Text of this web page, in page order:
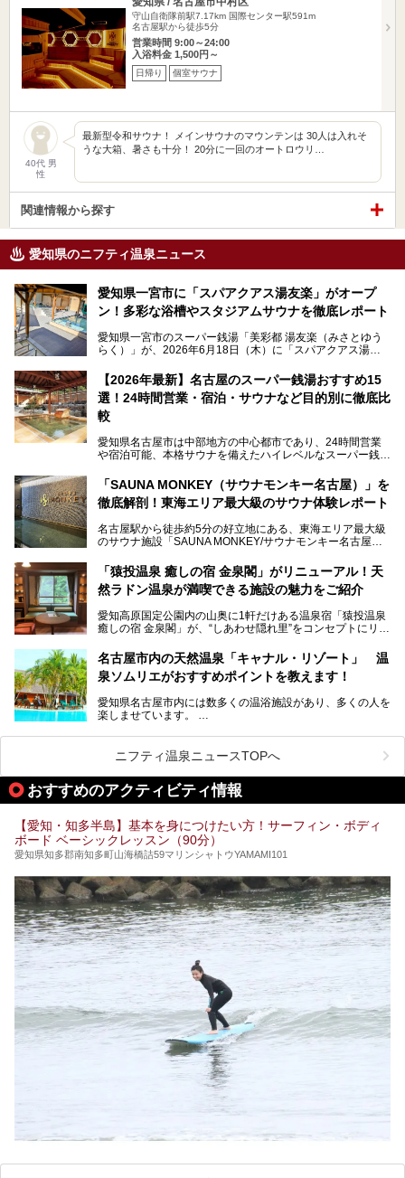
守山自衛隊前駅7.17km 国際センター駅591m
名古屋駅から徒歩5分
営業時間 9:00～24:00
入浴料金 1,500円～
日帰り 個室サウナ
40代 男
性
最新型令和サウナ！ メインサウナのマウンテンは 30人は入れそ
うな大箱、暑さも十分！ 20分に一回のオートロウリ…
関連情報から探す
愛知県のニフティ温泉ニュース
愛知県一宮市に「スパアクアス湯友楽」がオープ
ン！多彩な浴槽やスタジアムサウナを徹底レポート
愛知県一宮市のスーパー銭湯「美彩都 湯友楽（みさとゆう
らく）」が、2026年6月18日（木）に「スパアクアス湯友
この地で30年にわたり愛され続けてきた施設だからこそ、
地元住民をはじめオープンを待ちわびている人も多いのでは
ないでしょうか。
老朽化した設備の補修を機に、2年前からじっくり構想を練
ってきたというだけあって、館内の充実度は想像以上。
以前の4倍に拡張したという露天エリアや10の浴槽、40人収
容の巨大なスタジアムサウナに、岩盤浴やリラクゼーション
までまるごと楽しめる施設に生まれ変わりました。
今回は、全面リニューアルして新しくなった「スパアクアス
【2026年最新】名古屋のスーパー銭湯おすすめ15
選！24時間営業・宿泊・サウナなど目的別に徹底比
較
愛知県名古屋市は中部地方の中心都市であり、24時間営業
や宿泊可能、本格サウナを備えたハイレベルなスーパー銭湯
そのため、「日々の仕事の疲れを心身ともにリセットした
い」「休日に時間を忘れて1日中ダラダラ過ごしたい」「コ
くある点が魅力です！
お好みの温泉施設を見つけて楽しんでくださいね。
「SAUNA MONKEY（サウナモンキー名古屋）」を
徹底解剖！東海エリア最大級のサウナ体験レポート
名古屋駅から徒歩約5分の好立地にある、東海エリア最大級
のサウナ施設「SAUNA MONKEY/サウナモンキー名古屋」
「名古屋駅周辺ってサウナが少ないよね」という声をよく耳
にするだけあり、アクセスの良さにも胸が高鳴ります。
今回は普段は男性専用となっているパブリックサウナが、女
さっそく取材してきました！
「猿投温泉 癒しの宿 金泉閣」がリニューアル！天
然ラドン温泉が満喫できる施設の魅力をご紹介
愛知高原国定公園内の山奥に1軒だけある温泉宿「猿投温泉
癒しの宿 金泉閣」が、“しあわせ隠れ里”をコンセプトにリニ
天然ラドン温泉が堪能できるお風呂や、新設・改装された客
室、地元の食材と温泉水で作られたお料理……。
ご紹介します。
名古屋市内の天然温泉「キャナル・リゾート」 温
泉ソムリエがおすすめポイントを教えます！
愛知県名古屋市内には数多くの温浴施設があり、多くの人を
楽しませています。
ムリエの目線で紹介していきます！
名古屋市内にはスーパー銭湯や日帰り温泉が多く、「どこに
行こうかな？」と悩んでしまう方も多いと思います。
ぜひこの記事を参考にして「キャナル・リゾート」に出かけ
てみるのはいかがでしょうか？
ニフティ温泉ニュースTOPへ
おすすめのアクティビティ情報
【愛知・知多半島】基本を身につけたい方！サーフィン・ボディ
ボード ベーシックレッスン（90分）
愛知県知多郡南知多町山海橋詰59マリンシャトウYAMAMI101